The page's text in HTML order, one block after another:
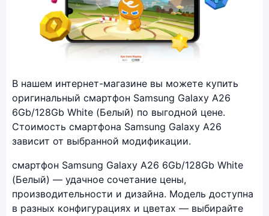
В нашем интернет-магазине вы можете купить
оригинальный смартфон Samsung Galaxy A26
6Gb/128Gb White (Белый) по выгодной цене.
Стоимость смартфона Samsung Galaxy A26
зависит от выбранной модификации.
смартфон Samsung Galaxy A26 6Gb/128Gb White
(Белый) — удачное сочетание цены,
производительности и дизайна. Модель доступна
в разных конфигурациях и цветах — выбирайте